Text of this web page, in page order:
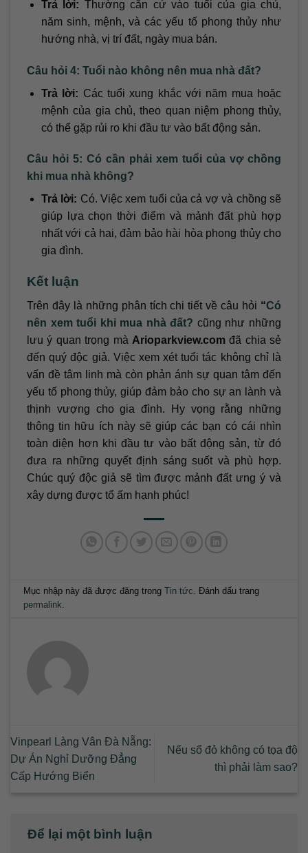
Trả lời: Thường căn cứ vào tuổi của gia chủ,
năm sinh, mệnh, và các yếu tố phong thủy như
hướng nhà, vị trí đất, ngày mua bán.
Câu hỏi 4: Tuổi nào không nên mua nhà đất?
Trả lời: Các tuổi xung khắc với năm mua hoặc
mệnh của gia chủ, theo quan niệm phong thủy,
có thể gặp rủi ro khi đầu tư vào bất động sản.
Câu hỏi 5: Có cần phải xem tuổi của vợ chồng
khi mua nhà không?
Trả lời: Có. Việc xem tuổi của cả vợ và chồng sẽ
giúp lựa chọn thời điểm và mảnh đất phù hợp
nhất với cả hai, đảm bảo hài hòa phong thủy cho
gia đình.
Kết luận
Trên đây là những phân tích chi tiết về câu hỏi “Có
nên xem tuổi khi mua nhà đất? cũng như những
lưu ý quan trọng mà Arioparkview.comđã chia sẻ
đến quý độc giả. Việc xem xét tuổi tác không chỉ là
vấn đề tâm linh mà còn phản ánh sự quan tâm đến
yếu tố phong thủy, giúp đảm bảo cho sự an lành và
thịnh vượng cho gia đình. Hy vọng rằng những
thông tin hữu ích này sẽ giúp các bạn có cái nhìn
toàn diện hơn khi đầu tư vào bất động sản, từ đó
đưa ra những quyết định sáng suốt và phù hợp.
Chúc quý độc giả sẽ tìm được mảnh đất ưng ý và
xây dựng được tổ ấm hạnh phúc!
Mục nhập này đã được đăng trongTin tức. Đánh dấu trang
permalink.
Vinpearl Làng Vân Đà Nẵng:
Dự Án Nghỉ Dưỡng Đẳng
Cấp Hướng Biển
Nếu sổ đỏ không có tọa độ
thì phải làm sao?
Để lại một bình luận